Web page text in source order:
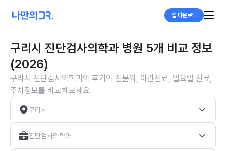
앱 다운로드
구리시 진단검사의학과 병원 5개 비교 정보
(2026)
구리시 진단검사의학과의 후기와 전문의, 야간진료, 일요일 진료,
주차정보를 비교해보세요.
구리시
진단검사의학과